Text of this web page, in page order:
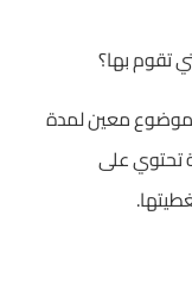
تقوم بها؟
موضوع معين لمدة
تحتوي على